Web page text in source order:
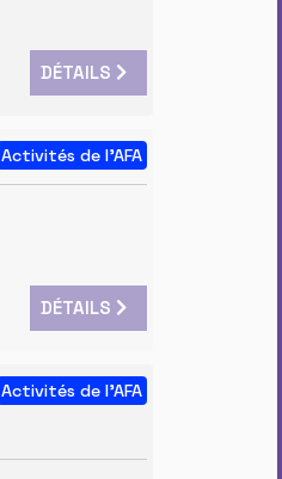
DÉTAILS
Activités de l'AFA
DÉTAILS
Activités de l'AFA